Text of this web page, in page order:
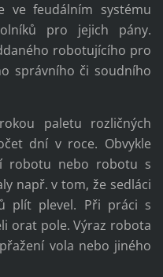
ve feudálním systému
pro jejich pány.
robotujícího pro
správního či soudního
paletu rozličných
dní v roce. Obvykle
robotu nebo robotu s
např. v tom, že sedláci
plít plevel. Při práci s
orat pole. Výraz robota
vola nebo jiného